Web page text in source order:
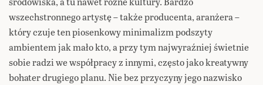
wszechstronnego artystę – także producenta, aranżera –
który czuje ten piosenkowy minimalizm podszyty
ambientem jak mało kto, a przy tym najwyraźniej świetnie
sobie radzi we współpracy z innymi, często jako kreatywny
bohater drugiego planu. Nie bez przyczyny jego nazwisko